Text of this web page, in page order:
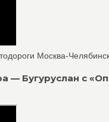
Москва-
— Бугуруслан с